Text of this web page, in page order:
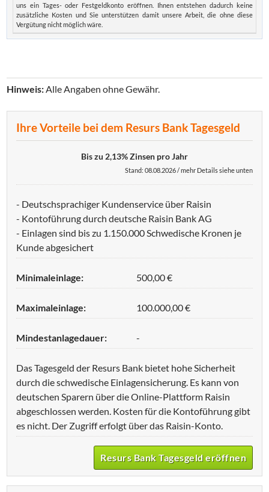
uns ein Tages- oder Festgeldkonto eröffnen. Ihnen entstehen dadurch keine
zusätzliche Kosten und Sie unterstützen damit unsere Arbeit, die ohne diese
Vergütung nicht möglich wäre.
Hinweis: Alle Angaben ohne Gewähr.
Ihre Vorteile bei dem Resurs Bank Tagesgeld
Bis zu 2,13% Zinsen pro Jahr
Stand: 08.08.2026 / mehr Details siehe unten
- Deutschsprachiger Kundenservice über Raisin
- Kontoführung durch deutsche Raisin Bank AG
- Einlagen sind bis zu 1.150.000 Schwedische Kronen je
Kunde abgesichert
Minimaleinlage: 500,00 €
Maximaleinlage: 100.000,00 €
Mindestanlagedauer: -
Das Tagesgeld der Resurs Bank bietet hohe Sicherheit
durch die schwedische Einlagensicherung. Es kann von
deutschen Sparern über die Online-Plattform Raisin
abgeschlossen werden. Kosten für die Kontoführung gibt
es nicht. Der Zugriff erfolgt über das Raisin-Konto.
Resurs Bank Tagesgeld eröffnen